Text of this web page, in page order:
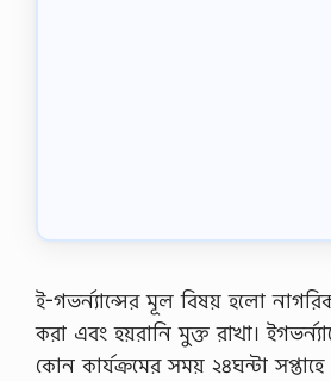
ই-গভর্ন্যান্সের মূল বিষয় হলাে
করা এবং হয়রানি মুক্ত রাখা।
কোন কার্যক্রমের সময় ২৪ঘন্টা